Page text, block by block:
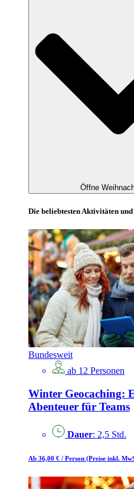
Öffne
Die beliebtesten Aktivitäten
Bundesweit
ab 12 Personen
Winter Geocaching:
Abenteuer für Teams
Dauer: 2,5 Std.
Ab 36,00 € / Person (Preise inkl.